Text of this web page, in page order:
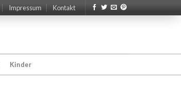
Impressum Kontakt
Kinder